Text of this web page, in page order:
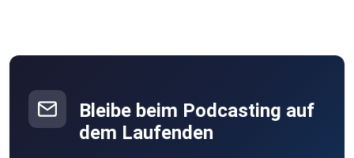
Bleibe beim Podcasting auf
dem Laufenden